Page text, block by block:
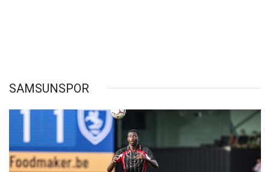
SAMSUNSPOR